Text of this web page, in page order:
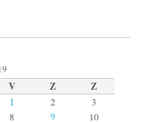
V Z
Z
1
2
3
8 9 10